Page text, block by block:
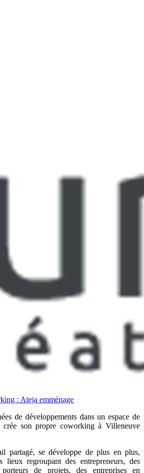
: Ateja emménage
de développements dans un espace de
son propre coworking à Villeneuve
partagé, se développe de plus en plus,
regroupant des entrepreneurs, des
porteurs de projets, des entreprises en